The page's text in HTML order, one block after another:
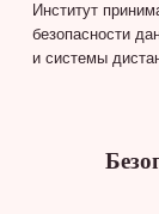
Институт
безопасности
и системы